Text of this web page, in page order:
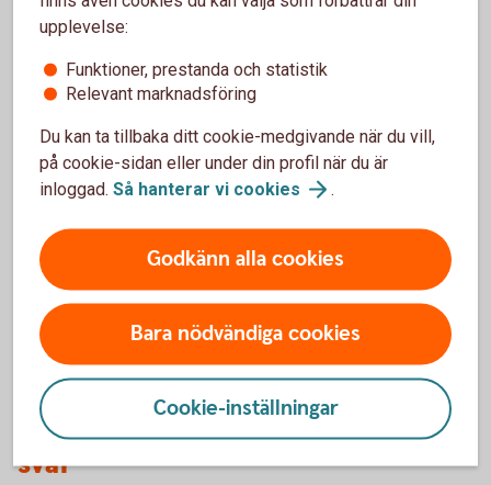
Säkerhet och BankID
Använd aldrig BankID om någon oväntat
kontaktar dig
Läs alltid texten innan du loggar in eller
godkänner
Kontrollera vem eller vilket företag du
identifierar dig för
betalning eller ett avtal?
När du betalar eller signerar – kontrollera till
Mobilt BankID – vanliga frågor och
svar
upplevelse:
Funktioner, prestanda och statistik
Relevant marknadsföring
Du kan ta tillbaka ditt cookie-medgivande när du vill,
på cookie-sidan eller under din profil när du är
inloggad. Så hanterar vi cookies .
Godkänn alla cookies
Bara nödvändiga cookies
Cookie-inställningar